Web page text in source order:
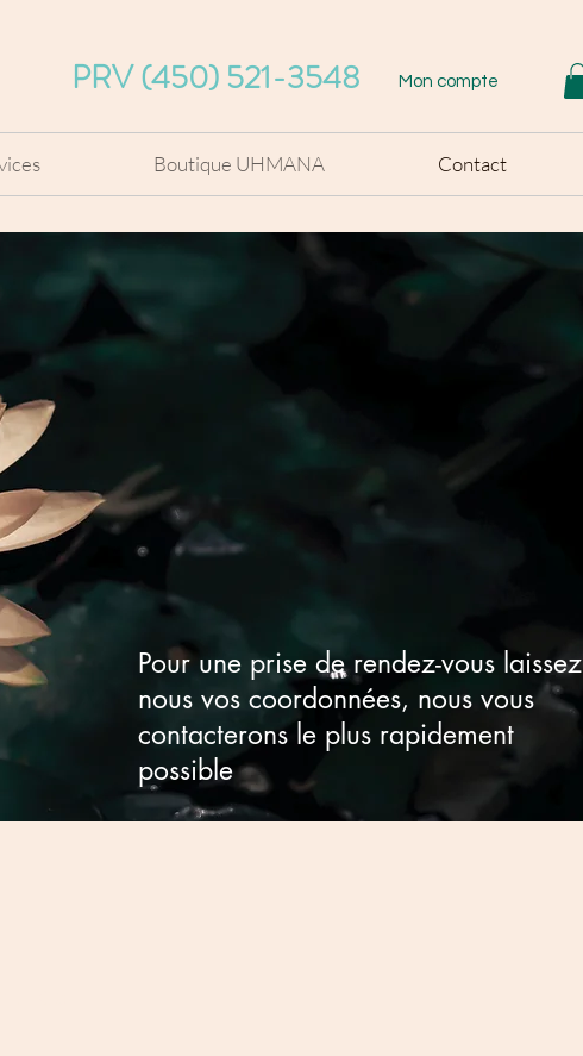
PRV (450) 521-3548 Mon compte
Boutique UHMANA Contact
Pour une prise de rendez-vous laissez
nous vos coordonnées, nous vous
contacterons le plus rapidement
possible